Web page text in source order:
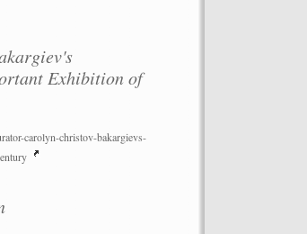
and
gegeben von
Exhibition of
carolyn-christov-bakargievs-